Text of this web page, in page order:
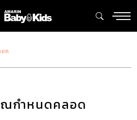
ด
กำหนดคลอด